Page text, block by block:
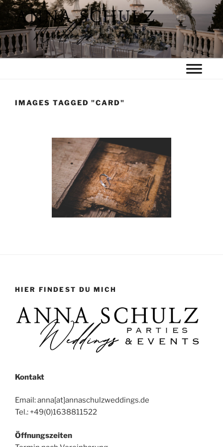
Zum
Inhalt
springen
IMAGES TAGGED "CARD"
HIER FINDEST DU MICH
Kontakt
Email: anna[at]annaschulzweddings.de
Tel.: +49(0)1638811522
Öffnungszeiten